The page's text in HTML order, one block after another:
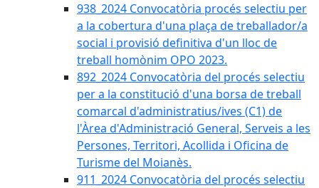
938_2024 Convocatòria procés selectiu per
a la cobertura d'una plaça de treballador/a
social i provisió definitiva d'un lloc de
treball homònim OPO 2023.
892_2024 Convocatòria del procés selectiu
per a la constitució d'una borsa de treball
comarcal d'administratius/ives (C1) de
l'Àrea d'Administració General, Serveis a les
Persones, Territori, Acollida i Oficina de
Turisme del Moianès.
911_2024 Convocatòria del procés selectiu